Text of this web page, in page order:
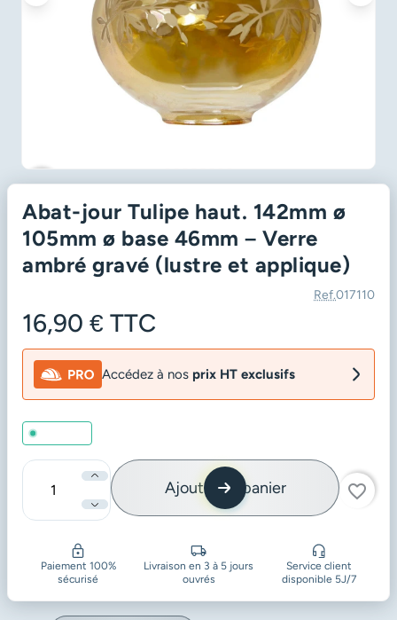
favorite_border
Abat-jour Tulipe haut. 142mm ø
105mm ø base 46mm – Verre
ambré gravé (lustre et applique)
Ref.017110
16,90 € TTC
Accédez à nos prix HT exclusifs
Quantité
Ajouter au panier favorite_border
Paiement 100%
sécurisé
Livraison en 3 à 5 jours
ouvrés
Service client
disponible 5J/7